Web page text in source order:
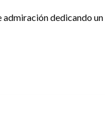
admiración dedicando